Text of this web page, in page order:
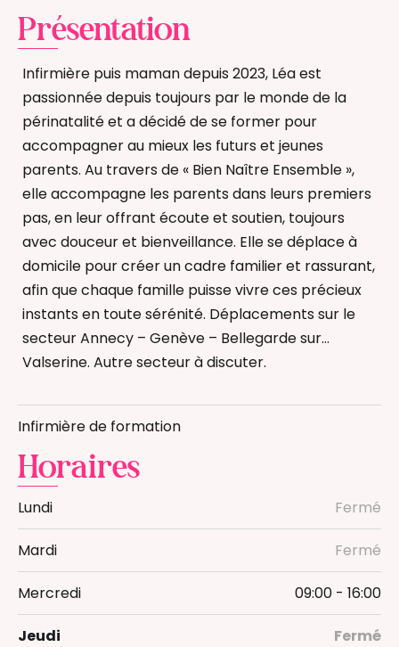
Présentation
Infirmière puis maman depuis 2023, Léa est
passionnée depuis toujours par le monde de la
périnatalité et a décidé de se former pour
accompagner au mieux les futurs et jeunes
parents. Au travers de « Bien Naître Ensemble »,
elle accompagne les parents dans leurs premiers
pas, en leur offrant écoute et soutien, toujours
avec douceur et bienveillance. Elle se déplace à
domicile pour créer un cadre familier et rassurant,
afin que chaque famille puisse vivre ces précieux
instants en toute sérénité. Déplacements sur le
secteur Annecy – Genève – Bellegarde sur
Valserine. Autre secteur à discuter.
Bain Enveloppé
Massage femme enceinte
Massage Postnatal
Réflexologie bébé
Infirmière
Infirmière de formation
Horaires
Lundi Fermé
Mardi Fermé
Mercredi 09:00 - 16:00
Jeudi Fermé